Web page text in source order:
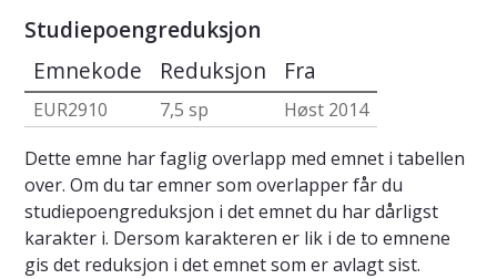
Studiepoengreduksjon
Emnekode Reduksjon Fra
EUR2910 7,5 sp
Høst 2014
Dette emne har faglig overlapp med emnet i tabellen
over. Om du tar emner som overlapper får du
studiepoengreduksjon i det emnet du har dårligst
karakter i. Dersom karakteren er lik i de to emnene
gis det reduksjon i det emnet som er avlagt sist.